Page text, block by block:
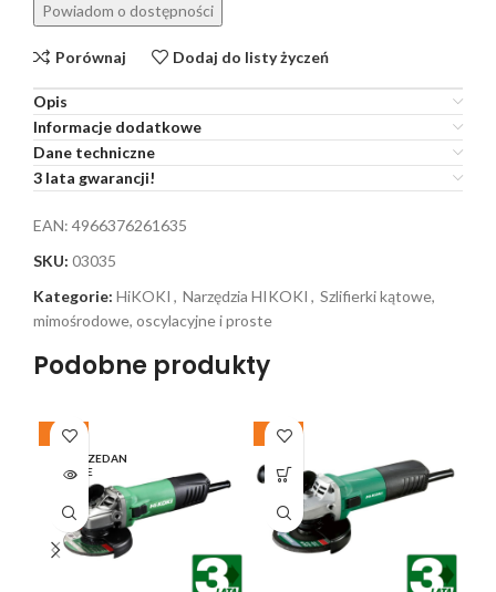
Porównaj Dodaj do listy życzeń
Opis
Informacje dodatkowe
Dane techniczne
3 lata gwarancji!
EAN: 4966376261635
SKU: 03035
Kategorie: HiKOKI , Narzędzia HIKOKI , Szlifierki kątowe,
mimośrodowe, oscylacyjne i proste
Podobne produkty
-17%
WYPRZEDAN
E
-25%